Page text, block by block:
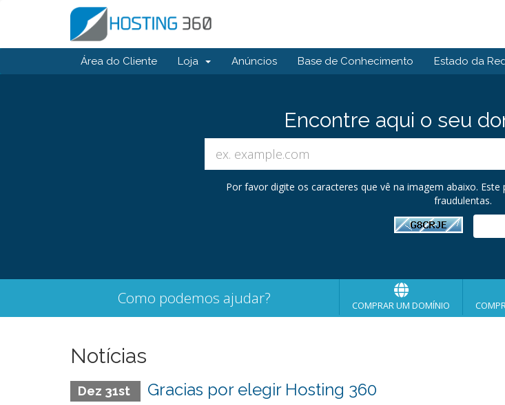
Área do Cliente Loja Anúncios Base de Conhecimento Estado da
Encontre aqui o seu
Por favor digite os caracteres que vê na imagem abaixo.
fraudulentas.
Como podemos ajudar? COMPRAR UM DOMÍNIO
Notícias
Dez 31st Gracias por elegir Hosting 360